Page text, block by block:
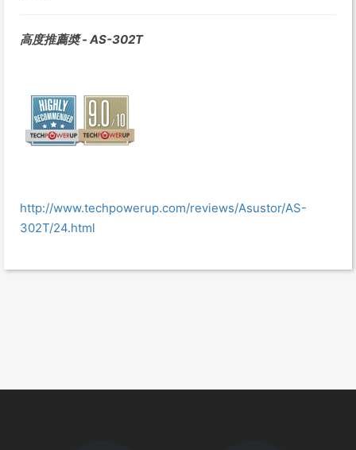
高度推薦奬 - AS-302T
http://www.techpowerup.com/reviews/Asustor/AS-
302T/24.html